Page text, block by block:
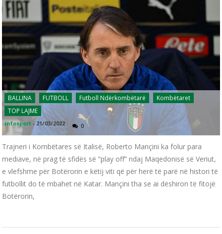
BALLINA FUTBOLL Futboll Ndërkombëtarë
Kombëtaret
TOP LAJME
infosport -21/03/2022 0
Trajneri i Kombëtares së Italisë, Roberto Mançini ka folur para
mediave, në prag të sfidës së “play off” ndaj Maqedonisë së Veriut,
e vlefshme për Botërorin e këtij viti që për herë të parë në histori të
futbollit do të mbahet në Katar. Mançini tha se ai dëshiron të fitojë
Botërorin,